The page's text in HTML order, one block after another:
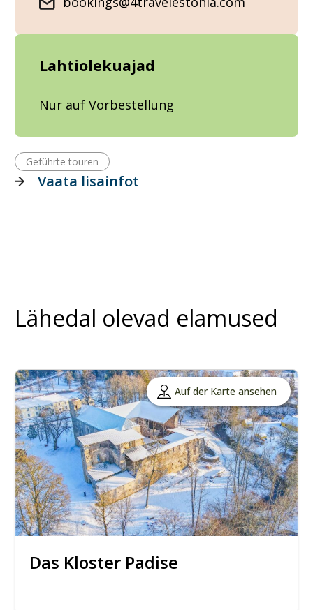
Lahtiolekuajad
Nur auf Vorbestellung
Geführte touren
Vaata lisainfot
Lähedal olevad elamused
Auf der Karte ansehen
Das Kloster Padise